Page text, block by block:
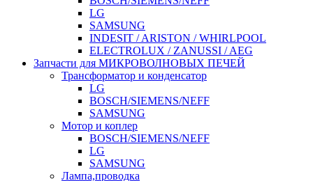
LG
SAMSUNG
INDESIT / ARISTON / WHIRLPOOL
ELECTROLUX / ZANUSSI / AEG
Запчасти для МИКРОВОЛНОВЫХ ПЕЧЕЙ
Трансформатор и конденсатор
LG
BOSCH/SIEMENS/NEFF
SAMSUNG
Мотор и коплер
BOSCH/SIEMENS/NEFF
LG
SAMSUNG
Лампа,проводка